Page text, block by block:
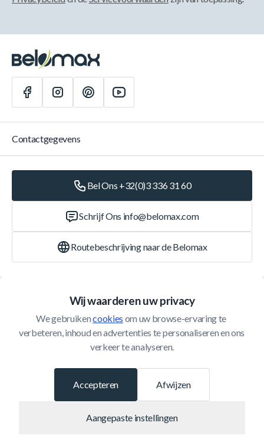
Wij waarderen uw privacy
We gebruiken cookies om uw browse-ervaring te
verbeteren, inhoud en advertenties te personaliseren en ons
verkeer te analyseren.
Afwijzen
Aangepaste instellingen
Accepteren
Klantenservice
Contactgegevens
Bel Ons +32(0)3 336 31 60
Schrijf Ons info@belomax.com
Routebeschrijving naar de Belomax